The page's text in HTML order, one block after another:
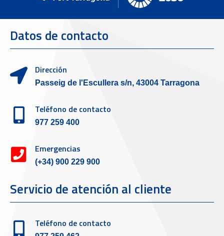
Datos de contacto
Dirección
Passeig de l'Escullera s/n, 43004 Tarragona
Teléfono de contacto
977 259 400
Emergencias
(+34) 900 229 900
Servicio de atención al cliente
Teléfono de contacto